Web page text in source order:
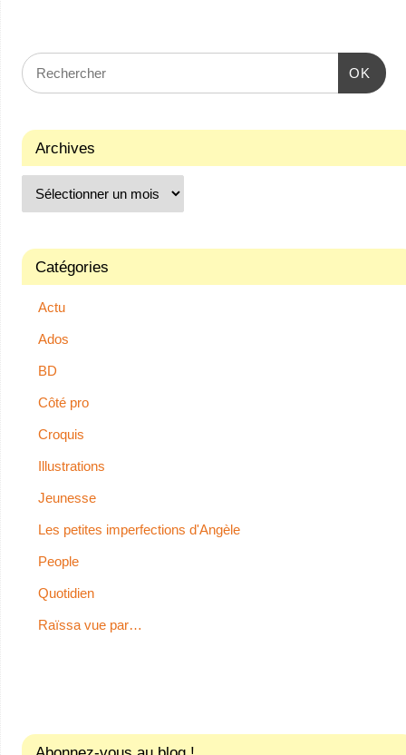
OK
Archives
Catégories
Actu
Ados
BD
Côté pro
Croquis
Illustrations
Jeunesse
Les petites imperfections d'Angèle
People
Quotidien
Raïssa vue par…